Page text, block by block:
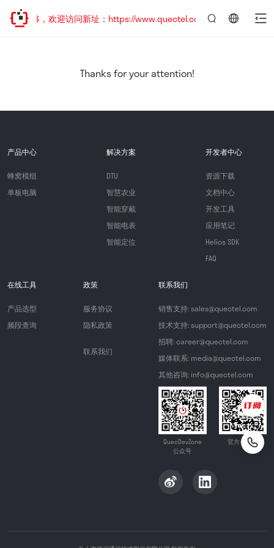
址已迁移，欢迎访问新址：https://www.quectel.com.cn
Thanks for your attention!
产品中心
蜂窝模组
单板电脑
解决方案
DTU
智慧农业
智能穿戴
智能电表
智能定位
开发者中心
资源下载
文档中心
开发工具
应用笔记
Helios SDK
FAQ
在线工具
产品选型
频段查询
政策
服务协议
隐私政策
联系我们
联系我们
销售支持: sales@quectel.com
技术支持: support@quectel.com
招聘: career@quectel.com
媒体联系: media@quectel.com
其他咨询: info@quectel.com
QuecDevZone
公众号
官方公众号